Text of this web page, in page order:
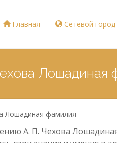
Главная Сетевой город
Лошадиная
Лошадиная фамилия
А. П. Чехова